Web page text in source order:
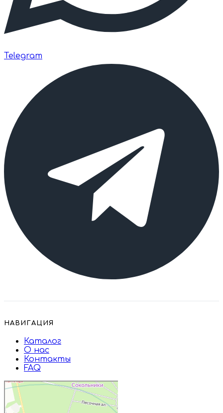
Telegram
НАВИГАЦИЯ
Каталог
О нас
Контакты
FAQ
Дружба
Пищевые ингредиенты и специи в
Москве
Магазин подарков и сувениров в
Москве